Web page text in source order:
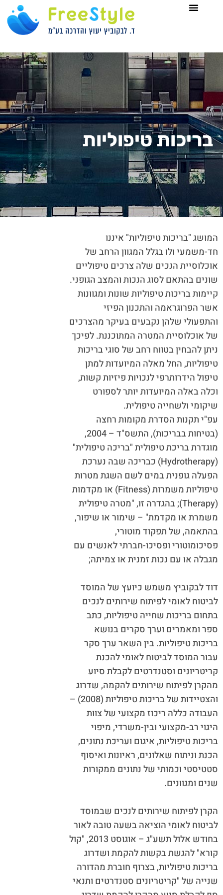
בריכות טיפוליות
המושג "בריכות טיפוליות" איננו
חד-משמעי ולו בגלל המגוון הרחב של
אוכלוסיית הנכים שלה צרכים טיפוליים
שונים בהתאם לסוג הנכות והמצב הגופני.
קיימות בריכות טיפוליות שונות ומגוונות
אשר הפרוגראמה והתכנון הפיזי
והתפעולי שלהן נקבעים בעיקר מהצרכים
של אוכלוסיית המטרה המתוכננת. לפיכך
ניתן להבחין בטווח רחב של סוגי בריכות
טיפוליות, החל מאלה המיועדות למתן
טיפול הידרותרפי לנכויות פיזיות קשות,
וכלה באלה המיועדות יותר לספורט
שיקומי ולשחייה טיפולית.
עפ"י תקנות הסדרת מקומות רחצה
(בטיחות בבריכות), התשס"ד – 2004,
מוגדרת בריכת טיפולית "בריכה טיפולית"
(Hydrotherapy) כבריכה שבה נערכת
הפעלה גופנית במים לשם השגת מטרות
טיפוליות משמרות (Fitness) או מקדמות
(Therapy); בהגדרה זו, "מטרה טיפולית
משמרת או מקדמת" – שימור או שיפור,
בהתאמה, של תפקוד מוטורי,
פסיכומוטורי ופסיכו-חברתי לאנשים עם
מגבלה או עם נכות זמנית או צמיתה;
דוד לבקוביץ משמש כיועץ של המוסד
לביטוח לאומי לפיתוח שירותים לנכים
בתחום בריכות שחייה טיפוליות, כתב
ספר ומאמרים וערך סקרים בנושא
בריכות טיפוליות. בין השאר ערך סקר
עבור המוסד לביטוח לאומי להכנת
קריטריונים וסטנדרטים לקבלת סיוע
מהקרן לפיתוח שירותים להקמה, שדרוג
והצטיידות של בריכות טיפוליות (2008) –
העבודה כללה ריכוז מקצועי של צוות
היגוי רב-מקצועי ובין-משרדי, מיפוי
בריכות טיפוליות, איגום ועריכת נתונים,
הכנת וניתוח שאלונים, ראיונות ואיסוף
סטטיסטי וכמותי של נתונים ממקורות
שנים ומגוונים.
הקרן לפיתוח שירותים לנכים שבמוסד
לביטוח לאומי הוציאה בשעה טובה לאור
בחודש אלול תשע"ג – אוגוסט 2013, "קול
קורא" להגשת בקשות להקמת ושדרוג
בריכות טיפוליות, בצרוף חוברת מהדורה
שנייה של "קריטריונים סטנדרטים ותנאי